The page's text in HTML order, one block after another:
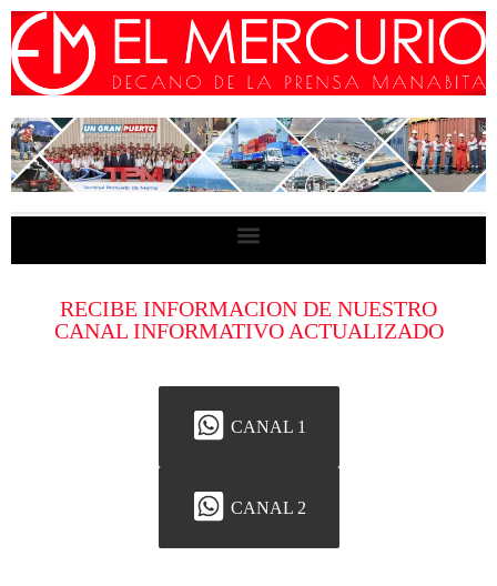
RECIBE INFORMACION DE NUESTRO
CANAL INFORMATIVO ACTUALIZADO
CANAL 1
CANAL 2